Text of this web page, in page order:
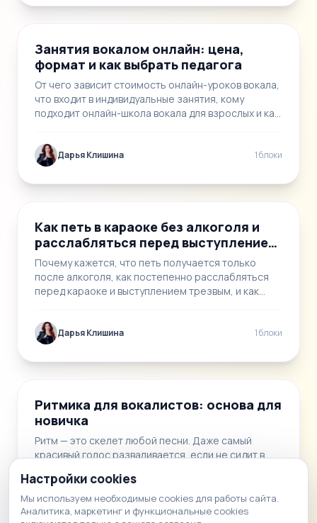
📝1
Занятия вокалом онлайн: цена,
формат и как выбрать педагога
От чего зависит стоимость онлайн-уроков вокала,
что входит в индивидуальные занятия, кому
подходит онлайн-школа вокала для взрослых и как
Дарья Клишина 1 блоки
📝1
Как петь в караоке без алкоголя и
расслабляться перед выступлением
трезвым
Почему кажется, что петь получается только
после алкоголя, как постепенно расслабляться
перед караоке и выступлением трезвым, и как
Дарья Клишина 1 блоки
📝4 🎬3 📄1
Ритмика для вокалистов: основа для
новичка
Ритм — это скелет любой песни. Даже самый
красивый голос разваливается, если не сидит в
вокалистов и…
Дарья Клишина
Настройки cookies
Мы используем необходимые cookies для работы сайта.
Аналитика, маркетинг и функциональные cookies